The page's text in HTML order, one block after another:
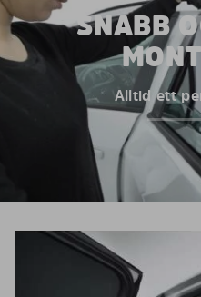
SNABB
Alltid ett